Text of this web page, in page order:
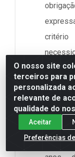
qualquer
(h)
O nosso site
terceiros para
personalizada
relevante de
qualidade do
Aceitar
Preferências